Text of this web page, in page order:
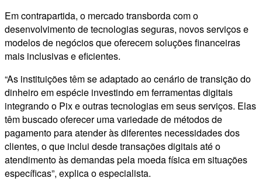
Em contrapartida, o mercado transborda com o
desenvolvimento de tecnologias seguras, novos serviços e
modelos de negócios que oferecem soluções financeiras
mais inclusivas e eficientes.
“As instituições têm se adaptado ao cenário de transição do
dinheiro em espécie investindo em ferramentas digitais
integrando o Pix e outras tecnologias em seus serviços. Elas
têm buscado oferecer uma variedade de métodos de
pagamento para atender às diferentes necessidades dos
clientes, o que inclui desde transações digitais até o
atendimento às demandas pela moeda física em situações
específicas”, explica o especialista.